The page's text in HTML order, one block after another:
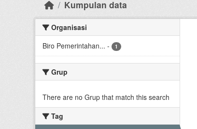
Kumpulan data
Organisasi
Biro Pemerintahan... - 1
Grup
There are no Grup that match this search
Tag